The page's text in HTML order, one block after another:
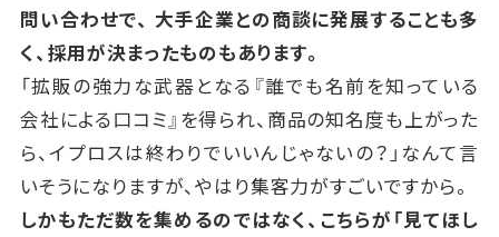
問い合わせで、 大手企業との商談に発展することも多
く、採用が決まったものもあります。
「拡販の強力な武器となる『誰でも名前を知っている
会社による口コミ』を得られ、商品の知名度も上がった
ら、イプロスは終わりでいいんじゃないの？」なんて言
いそうになりますが、やはり集客力がすごいですから。
しかもただ数を集めるのではなく、こちらが「見てほし